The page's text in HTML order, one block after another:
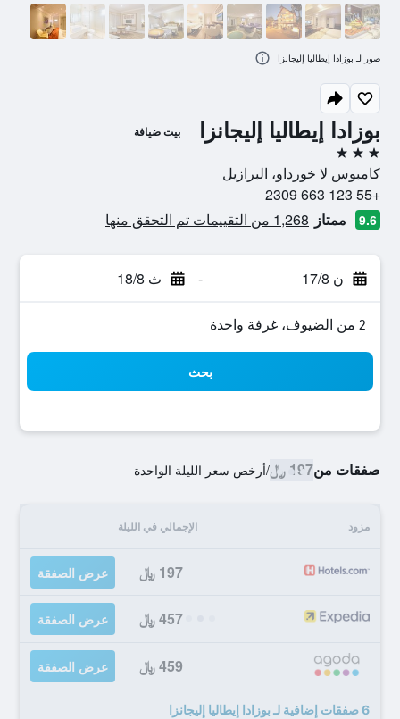
بوزادا إيطاليا إليجانزا بيت ضيافة
3 نجوم
كامبوس لا خورداو، البرازيل
+55 123 663 2309
9.6 ممتاز 1,268 من التقييمات تم التحقق منها
ن 17/8 - ث 18/8
2 من الضيوف، غرفة واحدة
بحث
صفقات من197 ﷼ /أرخص سعر الليلة الواحدة
مزود الإجمالي في الليلة
197 ﷼ عرض الصفقة
457 ﷼ عرض الصفقة
459 ﷼ عرض الصفقة
6 صفقات إضافية لـ بوزادا إيطاليا إليجانزا
صور لـ بوزادا إيطاليا إليجانزا